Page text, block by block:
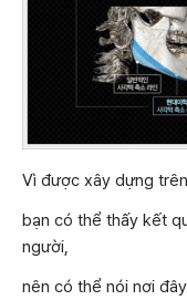
Vì được xây dựng
bạn có thể thấy kết
người,
nên có thể nói nơi